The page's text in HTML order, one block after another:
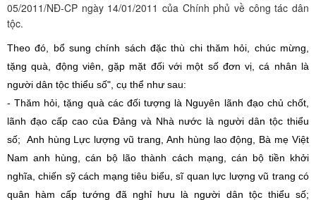
05/2011/NĐ-CP ngày 14/01/2011 của Chính phủ về công tác dân
tộc.
Theo đó, bổ sung chính sách đặc thù chi thăm hỏi, chúc mừng,
tặng quà, động viên, gặp mặt đối với một số đơn vị, cá nhân là
người dân tộc thiểu số", cụ thể như sau:
- Thăm hỏi, tặng quà các đối tượng là Nguyên lãnh đạo chủ chốt,
lãnh đạo cấp cao của Đảng và Nhà nước là người dân tộc thiểu
số; Anh hùng Lực lượng vũ trang, Anh hùng lao động, Bà mẹ Việt
Nam anh hùng, cán bộ lão thành cách mạng, cán bộ tiền khởi
nghĩa, chiến sỹ cách mạng tiêu biểu, sĩ quan lực lượng vũ trang có
quân hàm cấp tướng đã nghỉ hưu là người dân tộc thiểu số;